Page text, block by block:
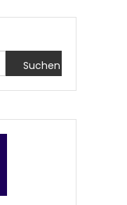
Suchen